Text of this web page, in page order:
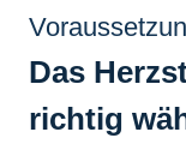
Das
richtig